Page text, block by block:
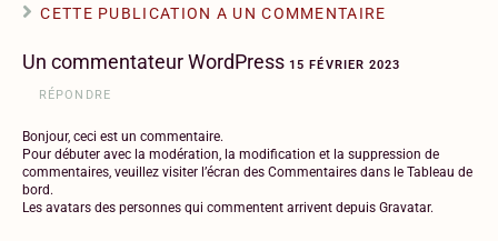
CETTE PUBLICATION A UN COMMENTAIRE
Un commentateur WordPress 15 FÉVRIER 2023
RÉPONDRE
Bonjour, ceci est un commentaire.
Pour débuter avec la modération, la modification et la suppression de
commentaires, veuillez visiter l’écran des Commentaires dans le Tableau de
bord.
Les avatars des personnes qui commentent arrivent depuis Gravatar.